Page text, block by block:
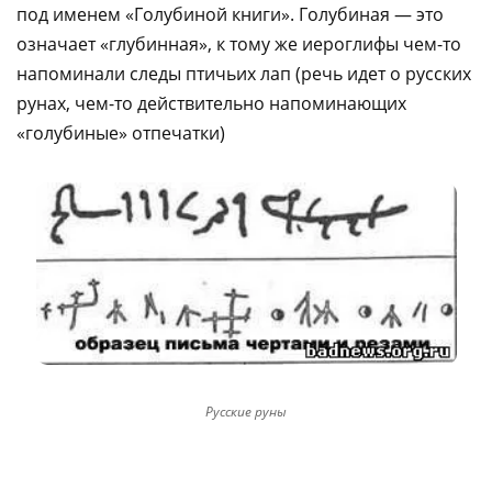
под именем «Голубиной книги». Голубиная — это
означает «глубинная», к тому же иероглифы чем-то
напоминали следы птичьих лап (речь идет о русских
рунах, чем-то действительно напоминающих
«голубиные» отпечатки)
Русские руны